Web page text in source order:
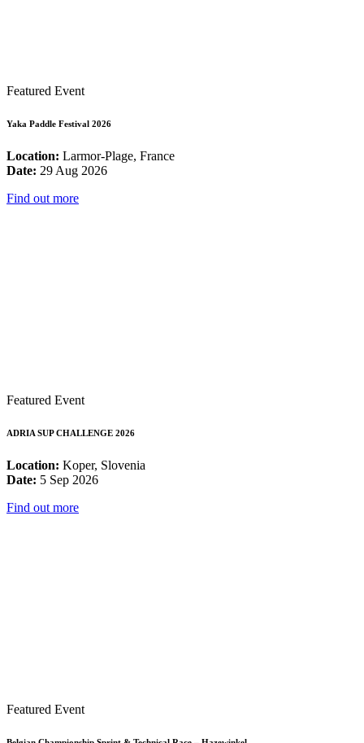
Featured Event
Yaka Paddle Festival 2026
Location: Larmor-Plage, France
Date: 29 Aug 2026
Find out more
Featured Event
ADRIA SUP CHALLENGE 2026
Location: Koper, Slovenia
Date: 5 Sep 2026
Find out more
Featured Event